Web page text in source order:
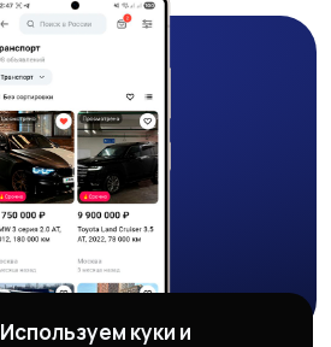
Используем куки и